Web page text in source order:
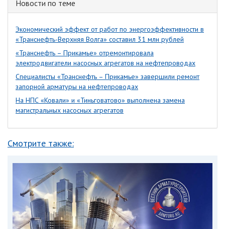
Новости по теме
Экономический эффект от работ по энергоэффективности в
«Транснефть-Верхняя Волга» составил 31 млн рублей
«Транснефть – Прикамье» отремонтировала
электродвигатели насосных агрегатов на нефтепроводах
Специалисты «Транснефть – Прикамье» завершили ремонт
запорной арматуры на нефтепроводах
На НПС «Ковали» и «Тиньговатово» выполнена замена
магистральных насосных агрегатов
Смотрите также: